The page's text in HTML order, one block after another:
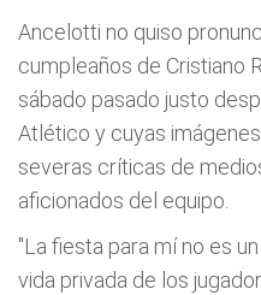
Ancelotti no quiso
cumpleaños de Cristiano
sábado pasado justo
Atlético y cuyas
severas críticas de
aficionados del equipo.
"La fiesta para mí no es
vida privada de los